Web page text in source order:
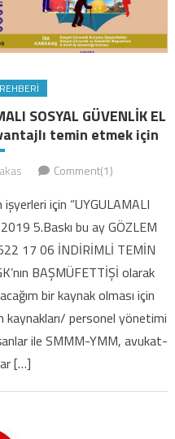
SOSYAL GÜVENLİK EL
temin etmek için
Comment(1)
için “UYGULAMALI
5.Baskı bu ay GÖZLEM
17 06 İNDİRİMLİ TEMİN
BAŞMÜFETTİŞİ olarak
bir kaynak olması için
kaynakları/ personel yönetimi
ile SMMM-YMM, avukat-
[…]